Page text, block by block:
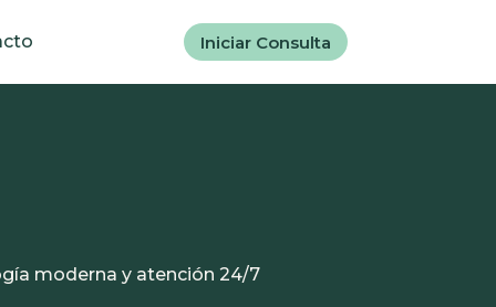
Iniciar Consulta
moderna y atención 24/7